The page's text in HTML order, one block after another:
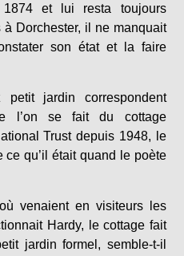
et lui resta toujours
Dorchester, il ne manquait
son état et la faire
jardin correspondent
l’on se fait du cottage
Trust depuis 1948, le
ce qu’il était quand le poète
venaient en visiteurs les
Hardy, le cottage fait
jardin formel, semble-t-il